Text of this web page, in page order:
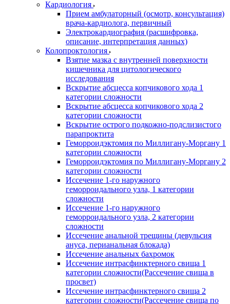
Кардиология
Прием амбулаторный (осмотр, консультация)
врача-кардиолога, первичный
Электрокардиография (расшифровка,
описание, интерпретация данных)
Колопроктология
Взятие мазка с внутренней поверхности
кишечника для цитологического
исследования
Вскрытие абсцесса копчикового хода 1
категории сложности
Вскрытие абсцесса копчикового хода 2
категории сложности
Вскрытие острого подкожно-подслизистого
парапроктита
Геморроидэктомия по Миллигану-Моргану 1
категории сложности
Геморроидэктомия по Миллигану-Моргану 2
категории сложности
Иссечение 1-го наружного
геморроидального узла, 1 категории
сложности
Иссечение 1-го наружного
геморроидального узла, 2 категории
сложности
Иссечение анальной трещины (девульсия
ануса, перианальная блокада)
Иссечение анальных бахромок
Иссечение интрасфинктерного свища 1
категории сложности(Рассечение свища в
просвет)
Иссечение интрасфинктерного свища 2
категории сложности(Рассечение свища по